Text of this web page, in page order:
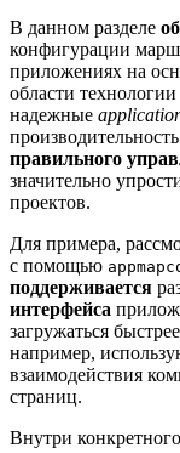
В данном разделе
конфигурации
приложениях на
области
надежные
правильного
значительно
проектов.
Для примера,
с помощью
поддерживается
интерфейса
загружаться
например,
взаимодействия
страниц.
Внутри